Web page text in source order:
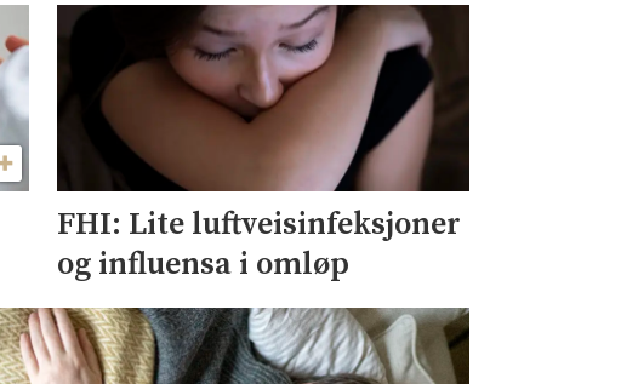
FHI: Lite luftveisinfeksjoner
og influensa i omløp